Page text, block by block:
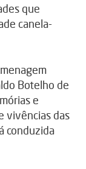
que
canela-
Botelho de
e
vivências das
conduzida